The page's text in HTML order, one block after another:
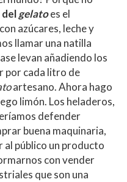
delgelatoes el
azúcares, leche y
llamar una natilla
levan añadiendo los
por cada litro de
artesano. Ahora hago
limón. Los heladeros,
defender
buena maquinaria,
al público un producto
con vender
que son una